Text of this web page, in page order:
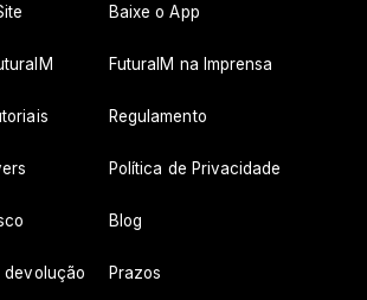
Baixe o App
FuturaIM na Imprensa
Regulamento
Política de Privacidade
Blog
devolução Prazos